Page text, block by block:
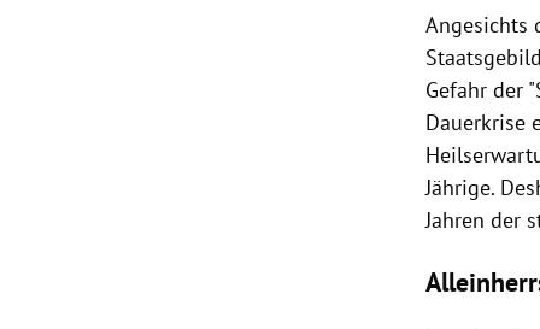
Gefahr der "
Dauerkrise
Jährige.
Jahren der